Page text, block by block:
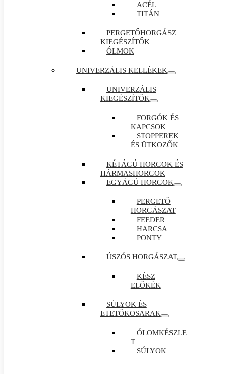
ACÉL
TITÁN
PERGETŐHORGÁSZ
KIEGÉSZÍTŐK
ÓLMOK
UNIVERZÁLIS KELLÉKEK
UNIVERZÁLIS
KIEGÉSZÍTŐK
FORGÓK ÉS
KAPCSOK
STOPPEREK
ÉS ÜTKOZŐK
KÉTÁGÚ HORGOK ÉS
HÁRMASHORGOK
EGYÁGÚ HORGOK
PERGETŐ
HORGÁSZAT
FEEDER
HARCSA
PONTY
ÚSZÓS HORGÁSZAT
KÉSZ
ELŐKÉK
SÚLYOK ÉS
ETETŐKOSARAK
ÓLOMKÉSZLE
T
SÚLYOK